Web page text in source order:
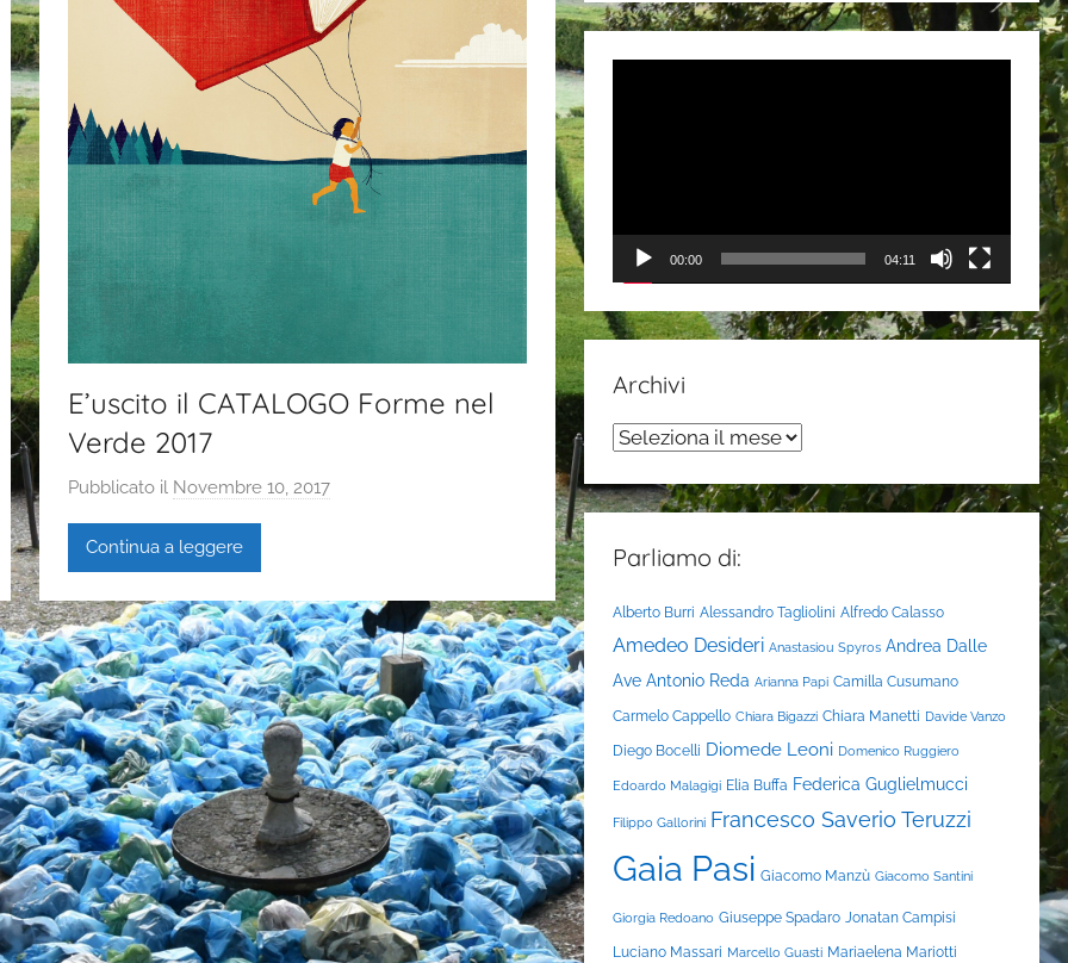
E’uscito il CATALOGO Forme nel
Verde 2017
Pubblicato il Novembre 10, 2017
i
a
P
a
s
i
Continua a leggere
00:00 04:11
Archivi
Archivi
Parliamo di:
Alberto Burri Alessandro Tagliolini Alfredo Calasso
Amedeo Desideri Anastasiou Spyros Andrea Dalle
Ave Antonio Reda Arianna Papi Camilla Cusumano
Carmelo Cappello Chiara Bigazzi Chiara Manetti Davide Vanzo
Diego Bocelli Diomede Leoni Domenico Ruggiero
Edoardo Malagigi Elia Buffa Federica Guglielmucci
Filippo Gallorini Francesco Saverio Teruzzi
Gaia Pasi Giacomo Manzù Giacomo Santini
Giorgia Redoano Giuseppe Spadaro Jonatan Campisi
Luciano Massari Marcello Guasti Mariaelena Mariotti